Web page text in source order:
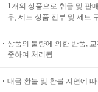
1개의 상품으로 취급 및 판
우, 세트 상품 전부 및 세트
상품의 불량에 의한 반품,
준하여 처리됨
대금 환불 및 환불 지연에